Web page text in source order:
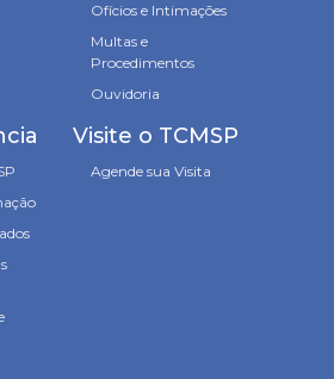
Ofícios e Intimações
Multas e
Procedimentos
Ouvidoria
Visite o TCMSP
Agende sua Visita